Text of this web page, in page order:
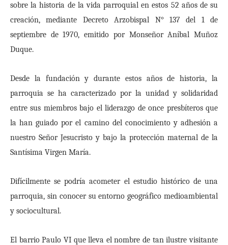
sobre la historia de la vida parroquial en estos 52 años de su
creación, mediante Decreto Arzobispal N° 137 del 1 de
septiembre de 1970, emitido por Monseñor Aníbal Muñoz
Duque.
Desde la fundación y durante estos años de historia, la
parroquia se ha caracterizado por la unidad y solidaridad
entre sus miembros bajo el liderazgo de once presbíteros que
la han guiado por el camino del conocimiento y adhesión a
nuestro Señor Jesucristo y bajo la protección maternal de la
Santísima Virgen María.
Difícilmente se podría acometer el estudio histórico de una
parroquia, sin conocer su entorno geográfico medioambiental
y sociocultural.
El barrio Paulo VI que lleva el nombre de tan ilustre visitante